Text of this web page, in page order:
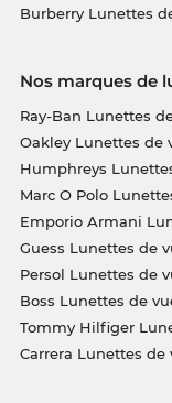
Burberry Lunettes
Nos marques de
Ray-Ban Lunettes
Oakley Lunettes de
Humphreys
Marc O Polo
Emporio Armani
Guess Lunettes de
Persol Lunettes de
Boss Lunettes de
Tommy Hilfiger
Carrera Lunettes de